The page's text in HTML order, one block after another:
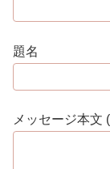
題名
メッセージ本文